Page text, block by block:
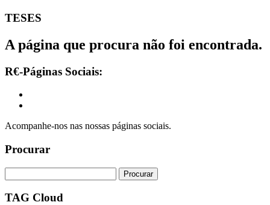
TESES
A página que procura não foi encontrada.
R€-Páginas Sociais:
Acompanhe-nos nas nossas páginas sociais.
Procurar
TAG Cloud